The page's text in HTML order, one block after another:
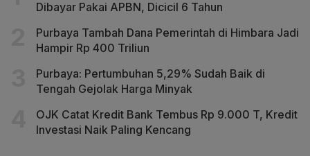
Dibayar Pakai APBN, Dicicil 6 Tahun
Purbaya Tambah Dana Pemerintah di Himbara Jadi
Hampir Rp 400 Triliun
Purbaya: Pertumbuhan 5,29% Sudah Baik di
Tengah Gejolak Harga Minyak
OJK Catat Kredit Bank Tembus Rp 9.000 T, Kredit
Investasi Naik Paling Kencang